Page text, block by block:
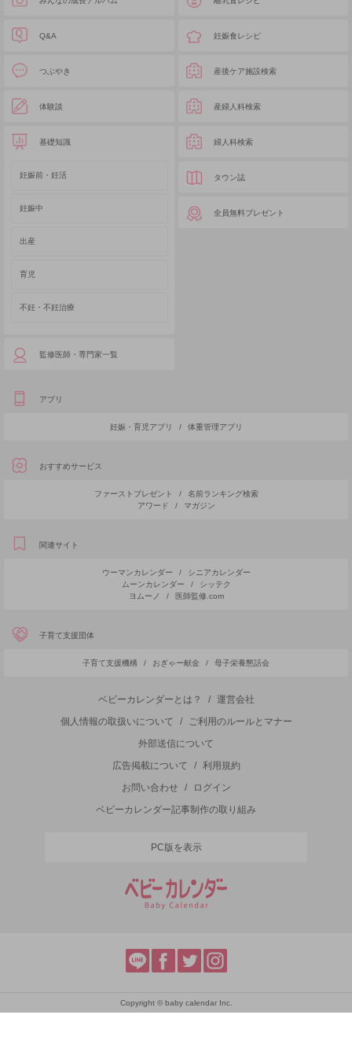
Q&A
つぶやき
体験談
基礎知識
妊娠前・妊活
妊娠中
出産
育児
不妊・不妊治療
監修医師・専門家一覧
妊娠食レシピ
産後ケア施設検索
産婦人科検索
婦人科検索
タウン誌
全員無料プレゼント
アプリ
妊娠・育児アプリ / 体重管理アプリ
おすすめサービス
ファーストプレゼント /
名前ランキング検索
アワード
/ マガジン
関連サイト
ウーマンカレンダー /
シニアカレンダー
ムーンカレンダー
/
シッテク
ヨムーノ
/ 医師監修.com
子育て支援団体
子育て支援機構 / おぎゃー献金 / 母子栄養懇話会
ベビーカレンダーとは？ /
運営会社
個人情報の取扱いについて
/
ご利用のルールとマナー
外部送信について
広告掲載について
/
利用規約
お問い合わせ
/
ログイン
ベビーカレンダー記事制作の取り組み
PC版を表示
Copyright © baby calendar Inc.